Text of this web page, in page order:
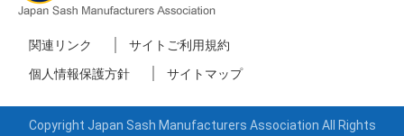
関連リンク
サイトご利用規約
個人情報保護方針
サイトマップ
Copyright Japan Sash Manufacturers Association All Rights